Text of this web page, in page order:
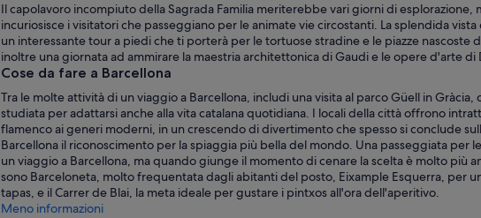
Il capolavoro incompiuto della Sagrada Familia meriterebbe vari giorni di
incuriosisce i visitatori che passeggiano per le animate vie circostanti. La splendida
un interessante tour a piedi che ti porterà per le tortuose stradine e le piazze nascoste
inoltre una giornata ad ammirare la maestria architettonica di Gaudi e le opere d'arte di
Cose da fare a Barcellona
Tra le molte attività di un viaggio a Barcellona, includi una visita al parco Güell in
studiata per adattarsi anche alla vita catalana quotidiana. I locali della città offrono
flamenco ai generi moderni, in un crescendo di divertimento che spesso si conclude
Barcellona il riconoscimento per la spiaggia più bella del mondo. Una passeggiata per
un viaggio a Barcellona, ma quando giunge il momento di cenare la scelta è molto più
sono Barceloneta, molto frequentata dagli abitanti del posto, Eixample Esquerra, per
tapas, e il Carrer de Blai, la meta ideale per gustare i pintxos all'ora dell'aperitivo.
Meno informazioni